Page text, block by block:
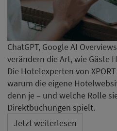
ChatGPT, Google AI
verändern die Art, wie Gäste
Die Hotelexperten von
warum die eigene
denn je – und welche Rolle
Direktbuchungen spielt.
Jetzt weiterlesen